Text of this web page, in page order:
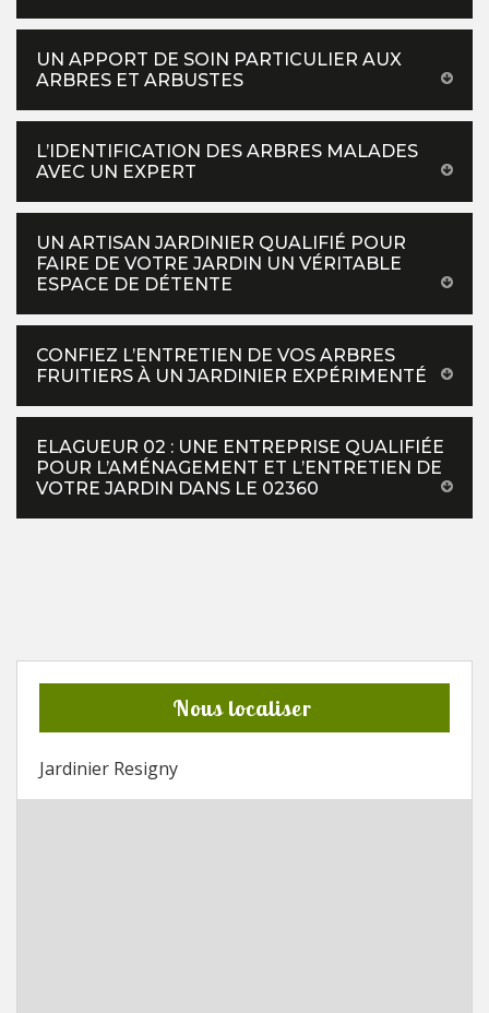
UN APPORT DE SOIN PARTICULIER AUX
ARBRES ET ARBUSTES
L’IDENTIFICATION DES ARBRES MALADES
AVEC UN EXPERT
UN ARTISAN JARDINIER QUALIFIÉ POUR
FAIRE DE VOTRE JARDIN UN VÉRITABLE
ESPACE DE DÉTENTE
CONFIEZ L’ENTRETIEN DE VOS ARBRES
FRUITIERS À UN JARDINIER EXPÉRIMENTÉ
ELAGUEUR 02 : UNE ENTREPRISE QUALIFIÉE
POUR L’AMÉNAGEMENT ET L’ENTRETIEN DE
VOTRE JARDIN DANS LE 02360
Nous localiser
Jardinier Resigny